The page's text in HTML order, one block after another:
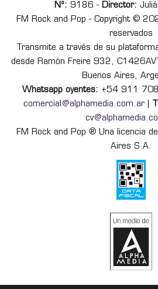
Nº: 9186 - Director:
FM Rock and Pop - Copyright ©
reservados
Transmite a través de su
desde Ramón Freire 932,
Buenos Aires,
Whatsapp oyentes: +54 911
comercial@alphamedia.com.ar
FM Rock and Pop ® Una licencia
Aires S.A.